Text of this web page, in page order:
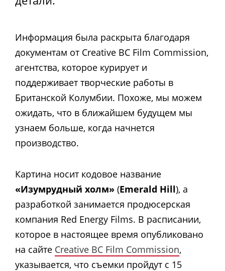
Информация была раскрыта благодаря
документам от Creative BC Film Commission,
агентства, которое курирует и
поддерживает творческие работы в
Британской Колумбии. Похоже, мы можем
ожидать, что в ближайшем будущем мы
узнаем больше, когда начнется
производство.
Картина носит кодовое название
«Изумрудный холм» (Emerald Hill), а
разработкой занимается продюсерская
компания Red Energy Films. В расписании,
которое в настоящее время опубликовано
на сайте Creative BC Film Commission,
указывается, что съемки пройдут с 15